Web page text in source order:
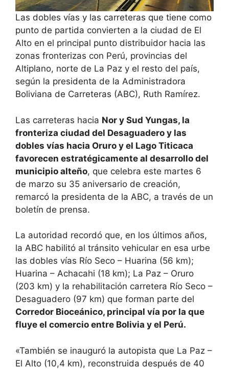
Las dobles vías y las carreteras que tiene como
punto de partida convierten a la ciudad de El
Alto en el principal punto distribuidor hacia las
zonas fronterizas con Perú, provincias del
Altiplano, norte de La Paz y el resto del país,
según la presidenta de la Administradora
Boliviana de Carreteras (ABC), Ruth Ramírez.
Las carreteras hacia Nor y Sud Yungas, la
fronteriza ciudad del Desaguadero y las
dobles vías hacia Oruro y el Lago Titicaca
favorecen estratégicamente al desarrollo del
municipio alteño, que celebra este martes 6
de marzo su 35 aniversario de creación,
remarcó la presidenta de la ABC, a través de un
boletín de prensa.
La autoridad recordó que, en los últimos años,
la ABC habilitó al tránsito vehicular en esa urbe
las dobles vías Río Seco – Huarina (56 km);
Huarina – Achacahi (18 km); La Paz – Oruro
(203 km) y la rehabilitación carretera Río Seco –
Desaguadero (97 km) que forman parte del
Corredor Bioceánico, principal vía por la que
fluye el comercio entre Bolivia y el Perú.
«También se inauguró la autopista que La Paz –
El Alto (10,4 km), reconstruida después de 40